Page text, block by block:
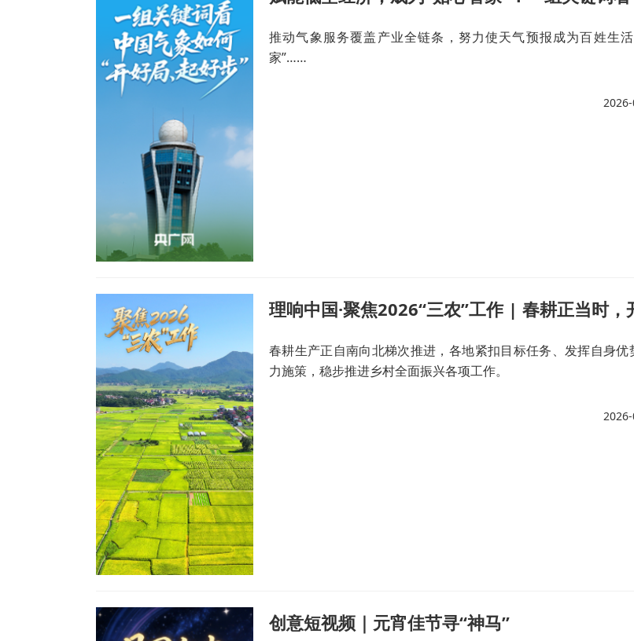
推动气象服务覆盖产业全链条，努力使天气预报成为百姓生
家”……
春耕生产正自南向北梯次推进，各地紧扣目标任务、发挥自身优
力施策，稳步推进乡村全面振兴各项工作。
创意短视频｜元宵佳节寻“神马”